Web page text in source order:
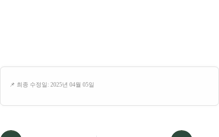
📌 최종 수정일: 2025년 04월 05일